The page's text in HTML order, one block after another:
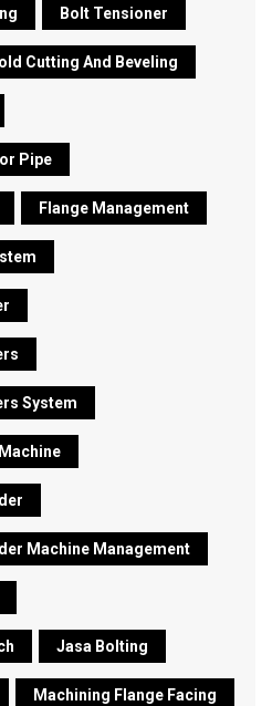
Bolt Tensioner
Cutting And Beveling
Pipe
Flange Management
System
Machine Management
Jasa Bolting
Machining Flange Facing